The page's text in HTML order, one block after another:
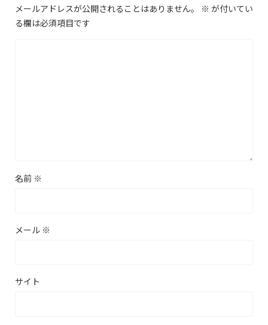
メールアドレスが公開されることはありません。 ※ が付いてい
る欄は必須項目です
名前 ※
メール ※
サイト